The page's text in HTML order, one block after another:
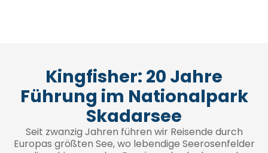
Kingfisher: 20 Jahre
Führung im Nationalpark
Skadarsee
Seit zwanzig Jahren führen wir Reisende durch
Europas größten See, wo lebendige Seerosenfelder